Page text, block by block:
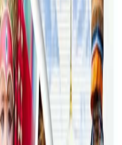
कर्मचारीले भ्रष्टाचार गरेको
दिइन् राजीनामा
गर्न भिक्टोरियाले बनायो